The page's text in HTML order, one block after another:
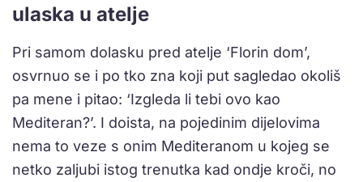
ulaska u atelje
Pri samom dolasku pred atelje ‘Florin dom’,
osvrnuo se i po tko zna koji put sagledao okoliš
pa mene i pitao: ‘Izgleda li tebi ovo kao
Mediteran?’. I doista, na pojedinim dijelovima
nema to veze s onim Mediteranom u kojeg se
netko zaljubi istog trenutka kad ondje kroči, no